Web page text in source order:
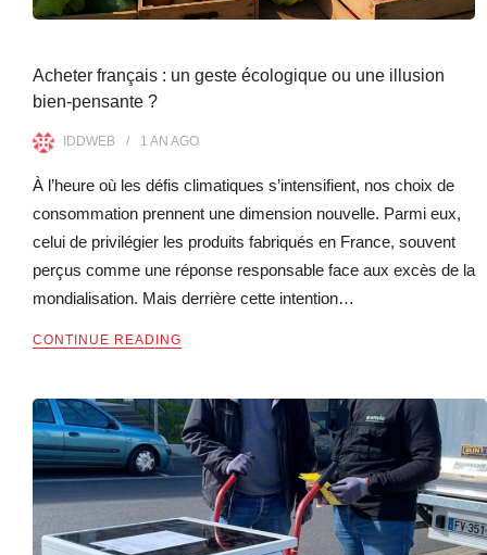
Acheter français : un geste écologique ou une illusion
bien-pensante ?
IDDWEB 1 AN AGO
À l’heure où les défis climatiques s’intensifient, nos choix de
consommation prennent une dimension nouvelle. Parmi eux,
celui de privilégier les produits fabriqués en France, souvent
perçus comme une réponse responsable face aux excès de la
mondialisation. Mais derrière cette intention…
CONTINUE READING